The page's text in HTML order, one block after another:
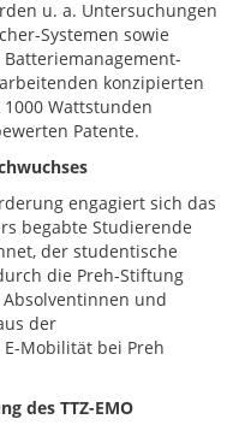
u. a. Untersuchungen
Systemen sowie
konzipierten
Wattstunden
Patente.
engagiert sich das
begabte Studierende
der studentische
die Preh-Stiftung
und
der
Mobilität bei Preh
des TTZ-EMO